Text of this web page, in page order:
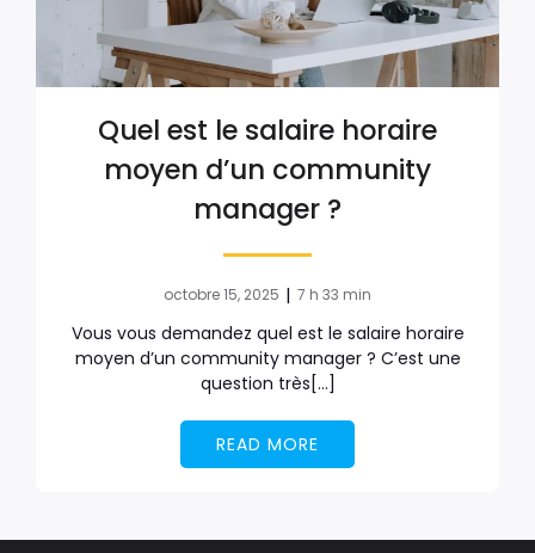
Quel est le salaire horaire
moyen d’un community
manager ?
octobre 15, 2025 | 7 h 33 min
Vous vous demandez quel est le salaire horaire
moyen d’un community manager ? C’est une
question très[…]
READ MORE